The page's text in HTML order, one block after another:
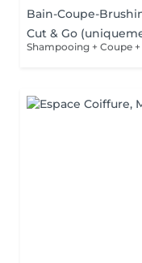
Bain-Coupe-
Cut & Go
Shampooing + Coupe